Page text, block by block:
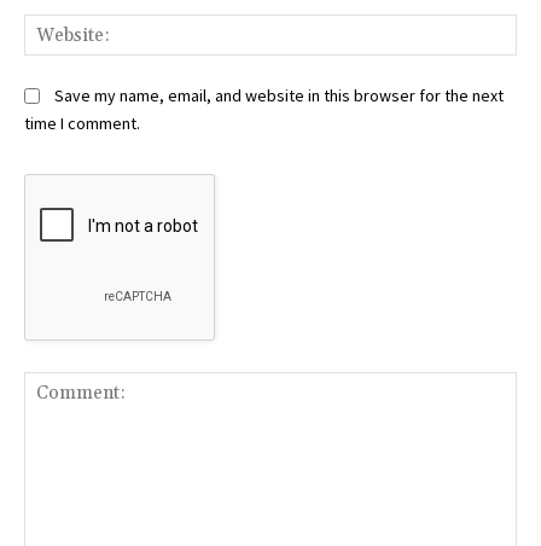
Save my name, email, and website in this browser for the next
time I comment.